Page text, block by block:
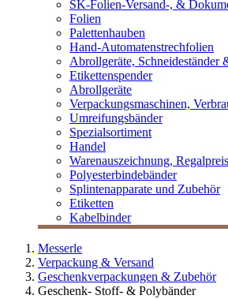
SK-Folien-Versand-, &
Folien
Palettenhauben
Hand-Automatenstrechfolien
Abrollgeräte, Schneideständer
Etikettenspender
Abrollgeräte
Verpackungsmaschinen,
Umreifungsbänder
Spezialsortiment
Handel
Warenauszeichnung,
Polyesterbindebänder
Splintenapparate und Zubehör
Etiketten
Kabelbinder
Messerle
Verpackung & Versand
Geschenkverpackungen & Zubehör
Geschenk- Stoff- & Polybänder